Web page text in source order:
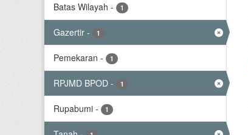
Batas Wilayah - 1
Gazertir - 1
Pemekaran - 1
RPJMD BPOD - 1
Rupabumi - 1